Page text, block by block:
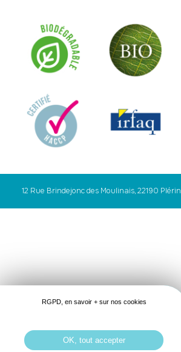
12 Rue Brindejonc des Moulinais, 22190 Plérin
RGPD, en savoir + sur nos cookies
OK, tout accepter